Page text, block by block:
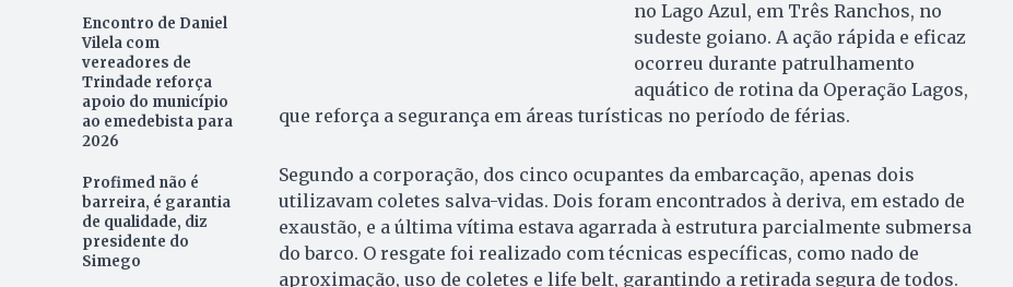
Encontro de Daniel
Vilela com
vereadores de
Trindade reforça
apoio do município
ao emedebista para
2026
Profimed não é
barreira, é garantia
de qualidade, diz
presidente do
Simego
no Lago Azul, em Três Ranchos, no
sudeste goiano. A ação rápida e eficaz
ocorreu durante patrulhamento
aquático de rotina da Operação Lagos,
que reforça a segurança em áreas turísticas no período de férias.
Segundo a corporação, dos cinco ocupantes da embarcação, apenas dois
utilizavam coletes salva-vidas. Dois foram encontrados à deriva, em estado de
exaustão, e a última vítima estava agarrada à estrutura parcialmente submersa
do barco. O resgate foi realizado com técnicas específicas, como nado de
aproximação, uso de coletes e life belt, garantindo a retirada segura de todos.